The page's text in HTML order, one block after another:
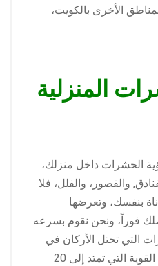
الأخرى بالكويت،
المنزلية
الحشرات داخل منزلك،
والقصور، والفلل، فلا
بنفسك، وتعرضها
فوراً، ونحن نقوم بسرعه
التي تحتل الأركان في
المنازل، وغيرها، من خبرتنا القوية التي تمتد إلى 20